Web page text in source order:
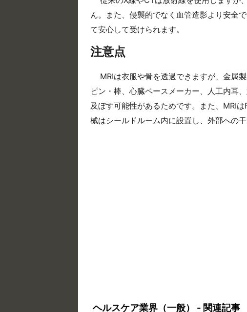
ん。また、侵襲的でなく血管造影より安全
て安心して受けられます。
注意点
MRIは衣服や骨を透過できますが、金属
ピン・棒、心臓ペースメーカー、人工内耳
及ぼす可能性があるためです。また、MRI
械はシールドルーム内に設置し、外部への干
ヘルスケア業界（一般） - 関連記事